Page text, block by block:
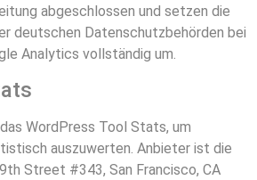
abgeschlossen und setzen die
deutschen Datenschutzbehörden bei
Analytics vollständig um.
WordPress Tool Stats, um
auszuwerten. Anbieter ist die
Street #343, San Francisco, CA